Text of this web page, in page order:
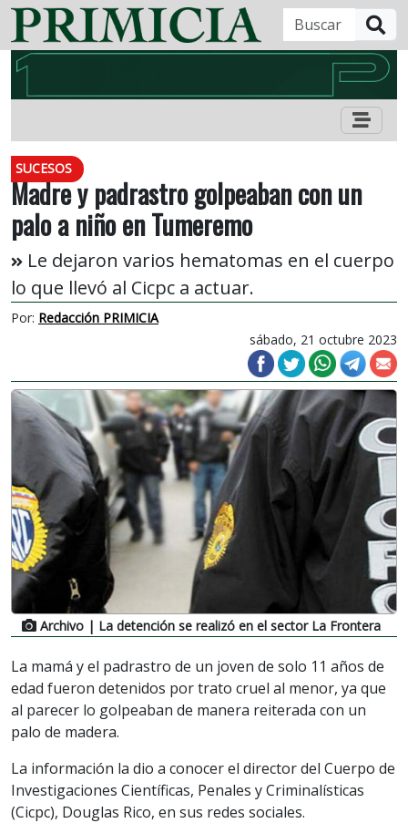
SUCESOS
Madre y padrastro golpeaban con un
palo a niño en Tumeremo
Le dejaron varios hematomas en el cuerpo
lo que llevó al Cicpc a actuar.
Por: Redacción PRIMICIA
sábado, 21 octubre 2023
Archivo | La detención se realizó en el sector La Frontera
La mamá y el padrastro de un joven de solo 11 años de
edad fueron detenidos por trato cruel al menor, ya que
al parecer lo golpeaban de manera reiterada con un
palo de madera.
La información la dio a conocer el director del Cuerpo de
Investigaciones Científicas, Penales y Criminalísticas
(Cicpc), Douglas Rico, en sus redes sociales.